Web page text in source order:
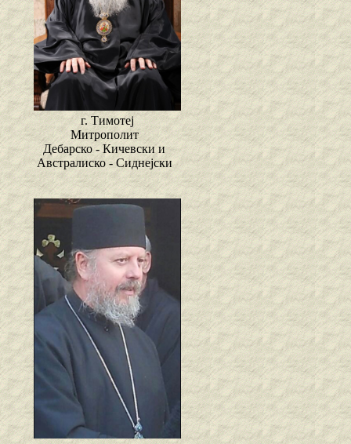
г. Тимотеј
Митрополит
Дебарско - Кичевски и
Австралиско - Сиднејски